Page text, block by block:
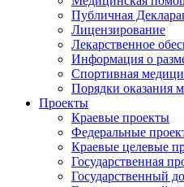
Публичная
Лицензирование
Лекарственное
Информация о
Спортивная
Порядки оказания
Проекты
Краевые проекты
Федеральные
Краевые целевые
Государственная
Государственный